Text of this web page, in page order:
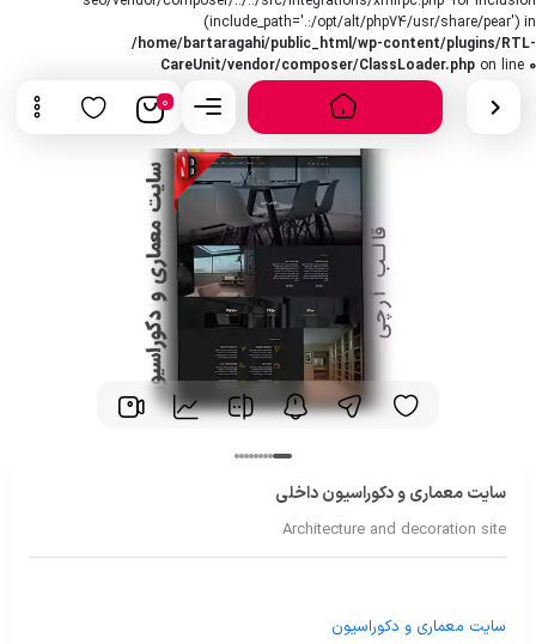
(include_path='.:/opt/alt/php74/usr/share/pear') in
/home/bartaragahi/public_html/wp-content/plugins/RTL-
CareUnit/vendor/composer/ClassLoader.php on line 0
0
سایت معماری و دکوراسیون داخلی
Architecture and decoration site
سایت معماری و دکوراسیون